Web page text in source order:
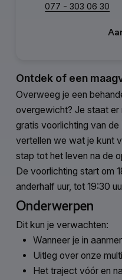
Ontdek of een
Overweeg je een
overgewicht? Je staat er
gratis voorlichting van
vertellen we wat je kunt
stap tot het leven na de
De voorlichting start om
anderhalf uur, tot 19:30
Onderwerpen
Dit kun je verwachten:
Wanneer je in
Uitleg over onze
Het traject vóór en
077 - 303 06 30